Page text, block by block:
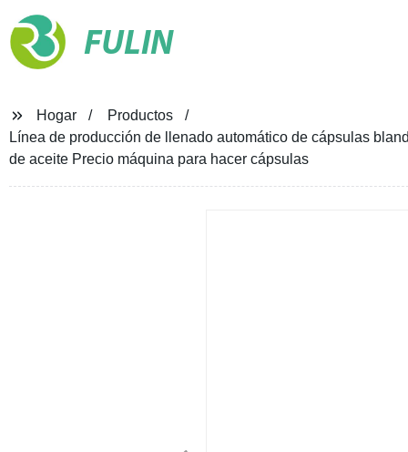
FULIN
Hogar
Productos
Línea de producción de llenado automático de cápsulas
de aceite Precio máquina para hacer cápsulas